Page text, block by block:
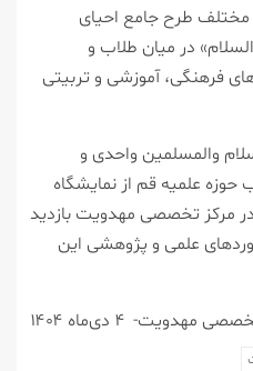
مختلف طرح جامع احیای
در میان طلاب و
فرهنگی، آموزشی و تربیتی
والمسلمین واحدی و
علمیه قم از نمایشگاه
مرکز تخصصی مهدویت بازدید
علمی و پژوهشی این
مهدویت- ۴ دی‌ماه ۱۴۰۴